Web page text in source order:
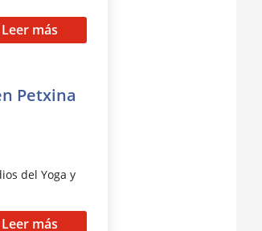
Leer más
Petxina
del Yoga y
Leer más